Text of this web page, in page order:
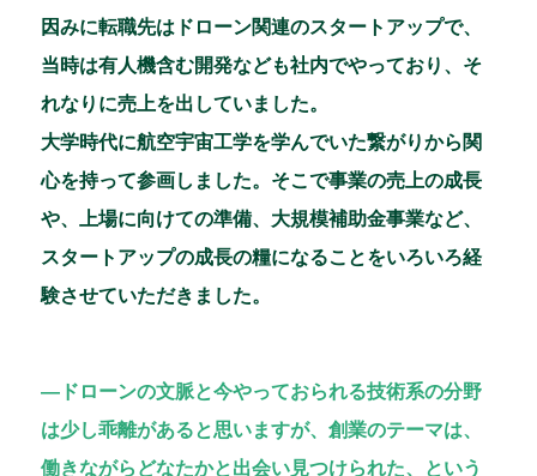
因みに転職先はドローン関連のスタートアップで、
当時は有人機含む開発なども社内でやっており、そ
れなりに売上を出していました。
大学時代に航空宇宙工学を学んでいた繋がりから関
心を持って参画しました。そこで事業の売上の成長
や、上場に向けての準備、大規模補助金事業など、
スタートアップの成長の糧になることをいろいろ経
験させていただきました。
―ドローンの文脈と今やっておられる技術系の分野
は少し乖離があると思いますが、創業のテーマは、
働きながらどなたかと出会い見つけられた、という